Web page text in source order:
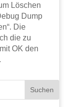
Löschen
Dump
Die
die zu
OK den